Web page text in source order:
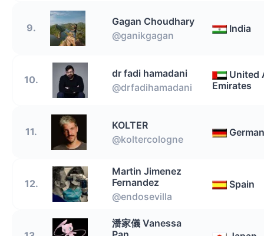
9.
Gagan Choudhary
@ganikgagan
India
10.
dr fadi hamadani
@drfadihamadani
United
Emirates
11.
KOLTER
@koltercologne
12.
Martin Jimenez
Fernandez
@endosevilla
Spain
潘家儀 Vanessa